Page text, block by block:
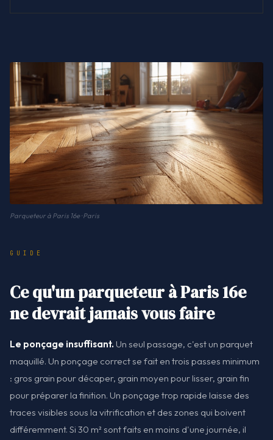
Parqueteur à Paris 16e · Paris
GUIDE
Ce qu'un parqueteur à Paris 16e
ne devrait jamais vous faire
Le ponçage insuffisant. Un seul passage, c'est un parquet
maquillé. Un ponçage correct se fait en trois passes minimum
: gros grain pour décaper, grain moyen pour lisser, grain fin
pour préparer la finition. Un ponçage trop rapide laisse des
traces visibles sous la vitrification et des zones qui boivent
différemment. Si 30 m² sont faits en moins d'une journée, il